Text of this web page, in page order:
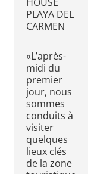
PLAYA DEL
CARMEN
«L’après-
midi du
premier
jour, nous
sommes
conduits à
visiter
quelques
lieux clés
de la zone